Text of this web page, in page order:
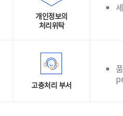
개인정보의
처리위탁
고충처리 부서